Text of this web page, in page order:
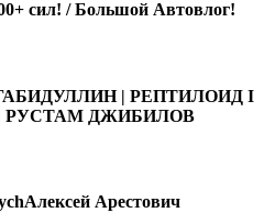
сил! / Большой Автовлог!
| РЕПТИЛОИД І
РУСТАМ ДЖИБИЛОВ
Арестович